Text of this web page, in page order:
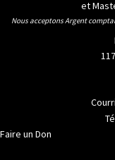
Nous acceptons Argent
Faire un Don